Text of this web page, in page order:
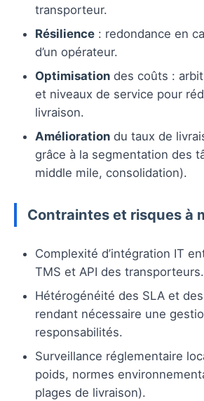
transporteur.
Résilience : redondance en
d’un opérateur.
Optimisation des coûts :
et niveaux de service pour
livraison.
Amélioration du taux de
grâce à la segmentation des
middle mile, consolidation).
Contraintes et risques à
Complexité d’intégration IT
TMS et API des transporteurs.
Hétérogénéité des SLA et
rendant nécessaire une
responsabilités.
Surveillance réglementaire
poids, normes
plages de livraison).